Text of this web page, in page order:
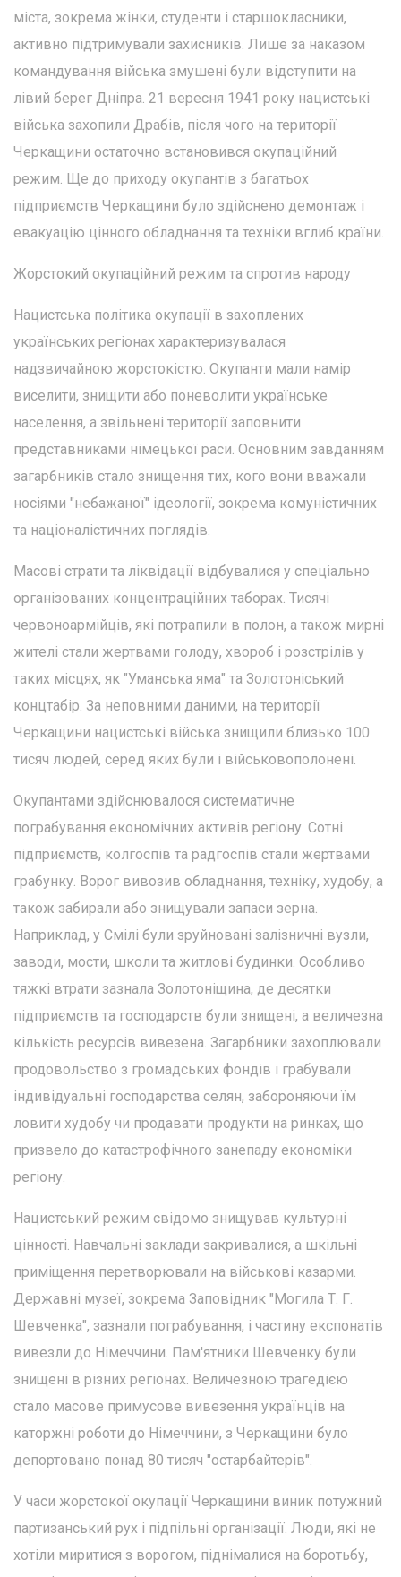
міста, зокрема жінки, студенти і старшокласники,
активно підтримували захисників. Лише за наказом
командування війська змушені були відступити на
лівий берег Дніпра. 21 вересня 1941 року нацистські
війська захопили Драбів, після чого на території
Черкащини остаточно встановився окупаційний
режим. Ще до приходу окупантів з багатьох
підприємств Черкащини було здійснено демонтаж і
евакуацію цінного обладнання та техніки вглиб країни.
Жорстокий окупаційний режим та спротив народу
Нацистська політика окупації в захоплених
українських регіонах характеризувалася
надзвичайною жорстокістю. Окупанти мали намір
виселити, знищити або поневолити українське
населення, а звільнені території заповнити
представниками німецької раси. Основним завданням
загарбників стало знищення тих, кого вони вважали
носіями "небажаної" ідеології, зокрема комуністичних
та націоналістичних поглядів.
Масові страти та ліквідації відбувалися у спеціально
організованих концентраційних таборах. Тисячі
червоноармійців, які потрапили в полон, а також мирні
жителі стали жертвами голоду, хвороб і розстрілів у
таких місцях, як "Уманська яма" та Золотоніський
концтабір. За неповними даними, на території
Черкащини нацистські війська знищили близько 100
тисяч людей, серед яких були і військовополонені.
Окупантами здійснювалося систематичне
пограбування економічних активів регіону. Сотні
підприємств, колгоспів та радгоспів стали жертвами
грабунку. Ворог вивозив обладнання, техніку, худобу, а
також забирали або знищували запаси зерна.
Наприклад, у Смілі були зруйновані залізничні вузли,
заводи, мости, школи та житлові будинки. Особливо
тяжкі втрати зазнала Золотоніщина, де десятки
підприємств та господарств були знищені, а величезна
кількість ресурсів вивезена. Загарбники захоплювали
продовольство з громадських фондів і грабували
індивідуальні господарства селян, забороняючи їм
ловити худобу чи продавати продукти на ринках, що
призвело до катастрофічного занепаду економіки
регіону.
Нацистський режим свідомо знищував культурні
цінності. Навчальні заклади закривалися, а шкільні
приміщення перетворювали на військові казарми.
Державні музеї, зокрема Заповідник "Могила Т. Г.
Шевченка", зазнали пограбування, і частину експонатів
вивезли до Німеччини. Пам'ятники Шевченку були
знищені в різних регіонах. Величезною трагедією
стало масове примусове вивезення українців на
каторжні роботи до Німеччини, з Черкащини було
депортовано понад 80 тисяч "остарбайтерів".
У часи жорстокої окупації Черкащини виник потужний
партизанський рух і підпільні організації. Люди, які не
хотіли миритися з ворогом, піднімалися на боротьбу,